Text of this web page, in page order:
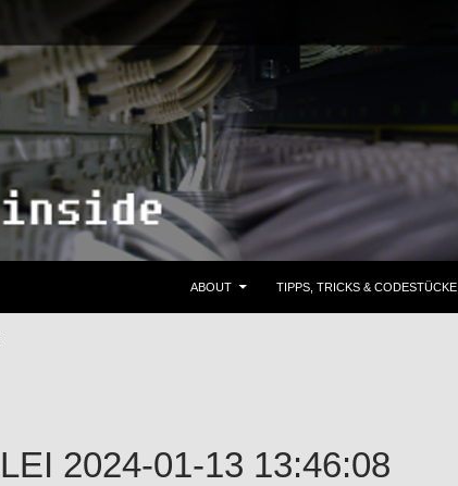
ABOUT
TIPPS, TRICKS & CODESTÜCKE
2024-01-13 13:46:08